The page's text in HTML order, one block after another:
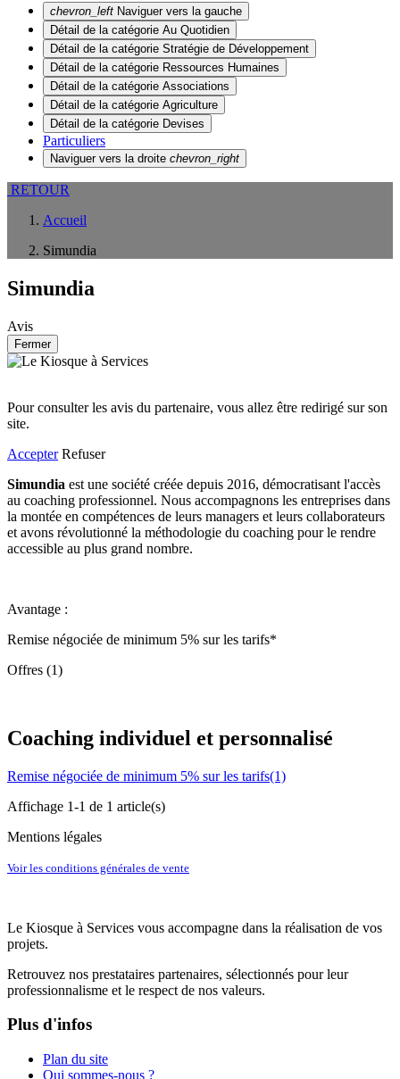
chevron_left Naviguer vers la gauche
Détail de la catégorie Au Quotidien
Détail de la catégorie Stratégie de Développement
Détail de la catégorie Ressources Humaines
Détail de la catégorie Associations
Détail de la catégorie Agriculture
Détail de la catégorie Devises
Particuliers
Naviguer vers la droite chevron_right
RETOUR
Accueil
Simundia
Simundia
Avis
Fermer
Pour consulter les avis du partenaire, vous allez être redirigé sur son
site.
Accepter Refuser
Simundia est une société créée depuis 2016, démocratisant l'accès
au coaching professionnel. Nous accompagnons les entreprises dans
la montée en compétences de leurs managers et leurs collaborateurs
et avons révolutionné la méthodologie du coaching pour le rendre
accessible au plus grand nombre.
Avantage :
Remise négociée de minimum 5% sur les tarifs*
Offres (1)
Coaching individuel et personnalisé
Remise négociée de minimum 5% sur les tarifs(1)
Affichage 1-1 de 1 article(s)
Mentions légales
Voir les conditions générales de vente
Le Kiosque à Services vous accompagne dans la réalisation de vos
projets.
Retrouvez nos prestataires partenaires, sélectionnés pour leur
professionnalisme et le respect de nos valeurs.
Plus d'infos
Plan du site
Qui sommes-nous ?